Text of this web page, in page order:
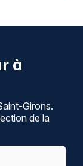
à
Girons.
de la